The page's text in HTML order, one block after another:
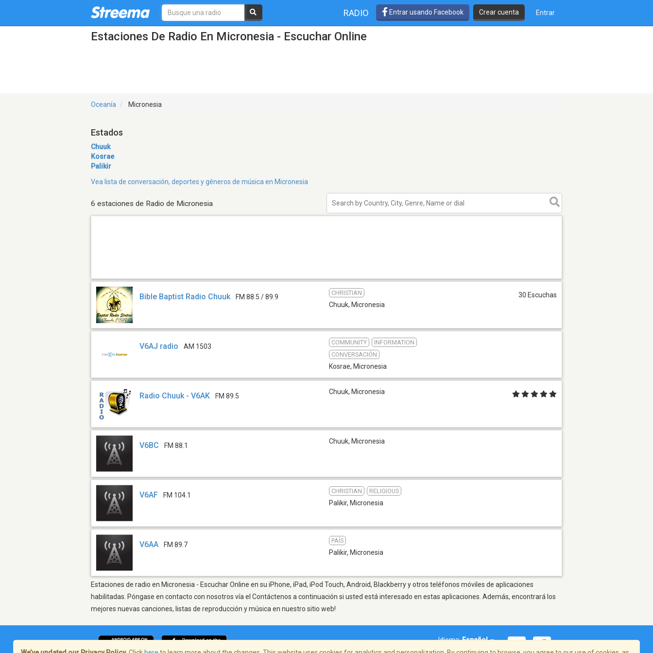
RADIO Entrar usando Facebook Crear cuenta Entrar
Estaciones De Radio En Micronesia - Escuchar Online
Oceanía Micronesia
Estados
Chuuk
Kosrae
Palikir
Vea lista de conversación, deportes y géneros de música en Micronesia
6 estaciones de Radio de Micronesia
Bible Baptist Radio Chuuk FM 88.5 / 89.9
CHRISTIAN
Chuuk, Micronesia
30 Escuchas
V6AJ radio AM 1503
COMMUNITY
INFORMATION
CONVERSACIÓN
Kosrae, Micronesia
Radio Chuuk - V6AK FM 89.5
Chuuk, Micronesia
V6BC FM 88.1
Chuuk, Micronesia
V6AF FM 104.1
CHRISTIAN RELIGIOUS
Palikir, Micronesia
V6AA FM 89.7
PAÍS
Palikir, Micronesia
Estaciones de radio en Micronesia - Escuchar Online en su iPhone, iPad, iPod Touch, Android, Blackberry y otros teléfonos móviles de aplicaciones
habilitadas. Póngase en contacto con nosotros vía el Contáctenos a continuación si usted está interesado en estas aplicaciones. Además, encontrará los
mejores nuevas canciones, listas de reproducción y música en nuestro sitio web!
Idioma:Español